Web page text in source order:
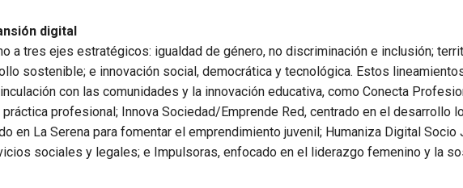
digital
a tres ejes estratégicos: igualdad de género, no discriminación e inclusión;
sostenible; e innovación social, democrática y tecnológica. Estos
con las comunidades y la innovación educativa, como Conecta
profesional; Innova Sociedad/Emprende Red, centrado en el desarrollo
en La Serena para fomentar el emprendimiento juvenil; Humaniza Digital Socio
sociales y legales; e Impulsoras, enfocado en el liderazgo femenino y la